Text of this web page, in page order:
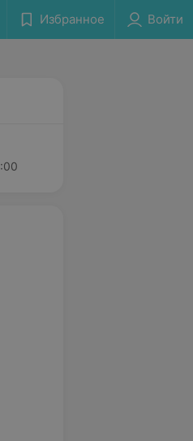
Избранное Войти